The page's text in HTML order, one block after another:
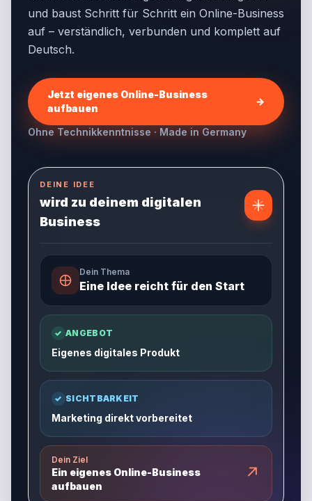
und baust Schritt für Schritt ein Online-Business
auf – verständlich, verbunden und komplett auf
Deutsch.
Jetzt eigenes Online-Business
aufbauen
→
Ohne Technikkenntnisse · Made in Germany
DEINE IDEE
wird zu deinem digitalen
Business
Dein Thema
Eine Idee reicht für den Start
✓ ANGEBOT
Eigenes digitales Produkt
✓ SICHTBARKEIT
Marketing direkt vorbereitet
Dein Ziel
Ein eigenes Online-Business
aufbauen
↗